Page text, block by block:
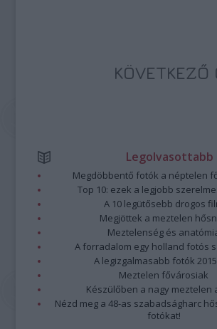
KÖVETKEZŐ
Legolvasottabb
Megdöbbentő fotók a néptelen
Top 10: ezek a legjobb
A 10 legütősebb drogos
Megjöttek a meztelen
Meztelenség és
A forradalom egy holland fotós
A legizgalmasabb fotók
Meztelen fővárosiak
Készülőben a nagy meztelen
Nézd meg a 48-as szabadságharc
fotókat!